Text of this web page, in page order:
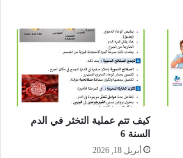
كيف تتم عملية التخثر في الدم
السنة 6
أبريل 18, 2026